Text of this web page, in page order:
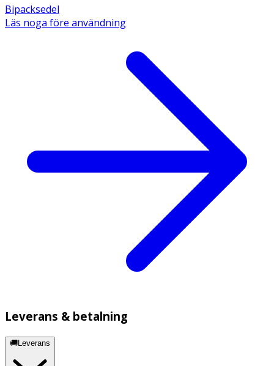
Bipacksedel
Läs noga före användning
Leverans & betalning
🚚Leverans